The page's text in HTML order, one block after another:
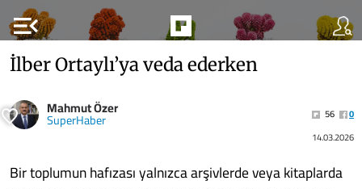
menu_open
İlber Ortaylı’ya veda ederken
Mahmut Özer
SuperHaber 56
0
14.03.2026
Bir toplumun hafızası yalnızca arşivlerde veya kitaplarda